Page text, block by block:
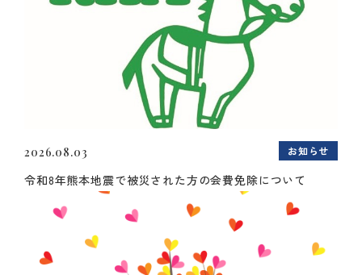
2026.08.03 お知らせ
令和8年熊本地震で被災された方の会費免除について